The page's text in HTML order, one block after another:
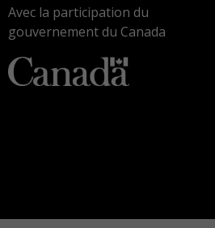
Avec la participation du
gouvernement du Canada